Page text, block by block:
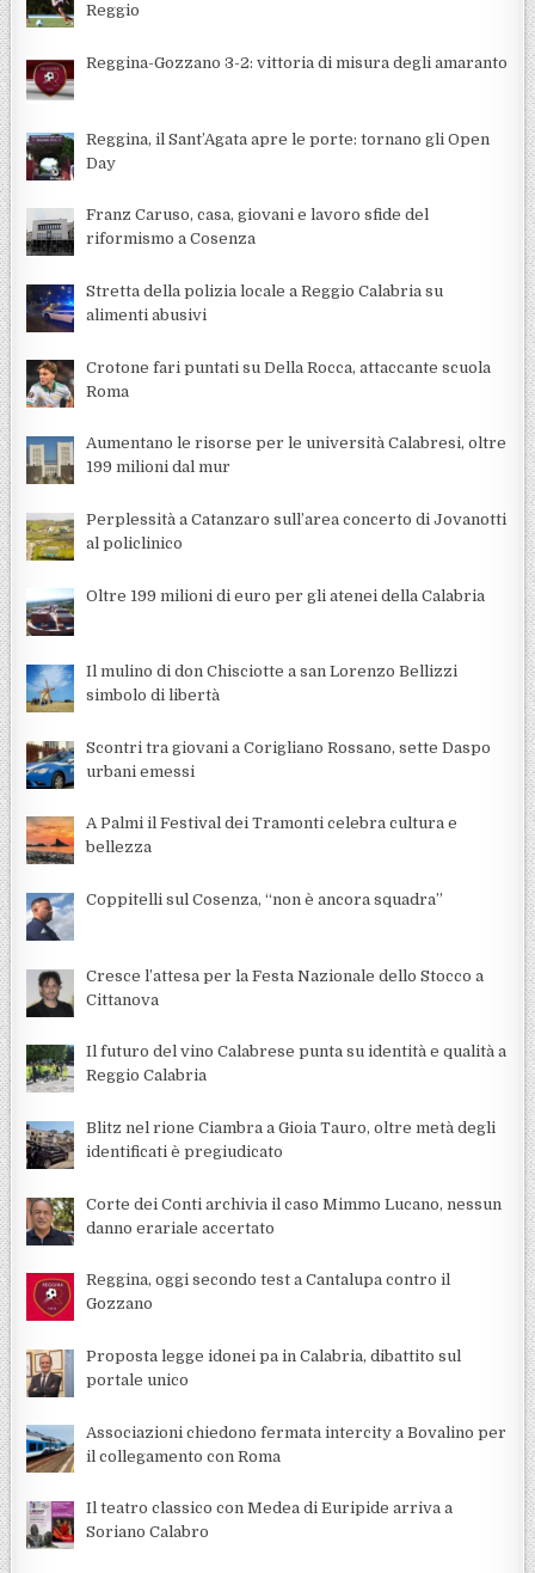
Reggio
Reggina-Gozzano 3-2: vittoria di misura degli amaranto
Reggina, il Sant’Agata apre le porte: tornano gli Open
Day
Franz Caruso, casa, giovani e lavoro sfide del
riformismo a Cosenza
Stretta della polizia locale a Reggio Calabria su
alimenti abusivi
Crotone fari puntati su Della Rocca, attaccante scuola
Roma
Aumentano le risorse per le università Calabresi, oltre
199 milioni dal mur
Perplessità a Catanzaro sull’area concerto di Jovanotti
al policlinico
Oltre 199 milioni di euro per gli atenei della Calabria
Il mulino di don Chisciotte a san Lorenzo Bellizzi
simbolo di libertà
Scontri tra giovani a Corigliano Rossano, sette Daspo
urbani emessi
A Palmi il Festival dei Tramonti celebra cultura e
bellezza
Coppitelli sul Cosenza, “non è ancora squadra”
Cresce l’attesa per la Festa Nazionale dello Stocco a
Cittanova
Il futuro del vino Calabrese punta su identità e qualità a
Reggio Calabria
Blitz nel rione Ciambra a Gioia Tauro, oltre metà degli
identificati è pregiudicato
Corte dei Conti archivia il caso Mimmo Lucano, nessun
danno erariale accertato
Reggina, oggi secondo test a Cantalupa contro il
Gozzano
Proposta legge idonei pa in Calabria, dibattito sul
portale unico
Associazioni chiedono fermata intercity a Bovalino per
il collegamento con Roma
Il teatro classico con Medea di Euripide arriva a
Soriano Calabro